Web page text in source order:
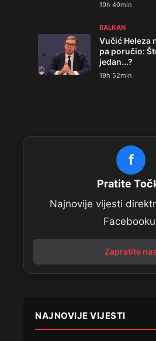
19h 40min
BALKAN
Vučić Heleza
pa poručio:
jedan...?
19h 52min
f
Pratite
Najnovije vijesti
Zapratite nas
NAJNOVIJE VIJESTI